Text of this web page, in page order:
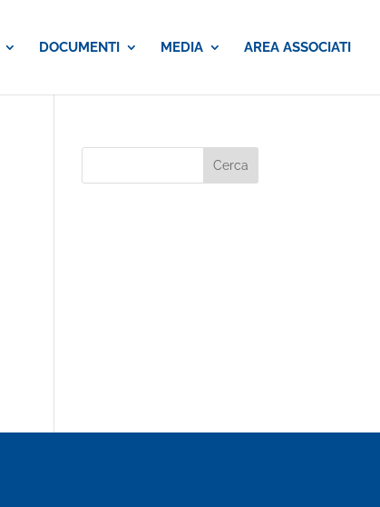
DOCUMENTI MEDIA AREA ASSOCIATI